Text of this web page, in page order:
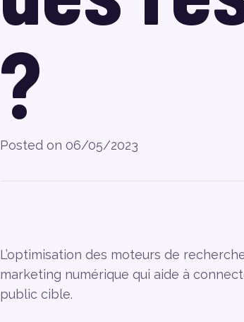
?
Posted on 06/05/2023
L’optimisation des moteurs de
marketing numérique qui aide à
public cible.